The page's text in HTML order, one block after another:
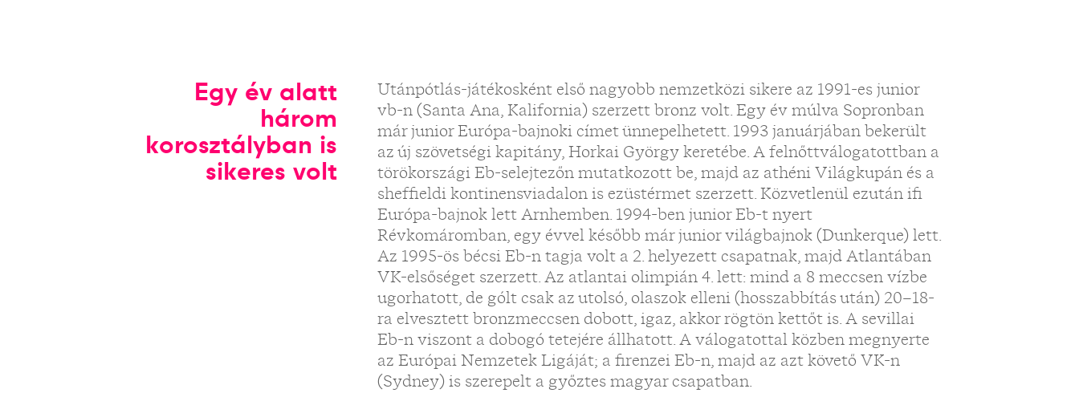
Egy év alatt
három
korosztályban is
sikeres volt
Utánpótlás-játékosként első nagyobb nemzetközi sikere az 1991-es junior
vb-n (Santa Ana, Kalifornia) szerzett bronz volt. Egy év múlva Sopronban
már junior Európa-bajnoki címet ünnepelhetett. 1993 januárjában bekerült
az új szövetségi kapitány, Horkai György keretébe. A felnőttválogatottban a
törökországi Eb-selejtezőn mutatkozott be, majd az athéni Világkupán és a
sheffieldi kontinensviadalon is ezüstérmet szerzett. Közvetlenül ezután ifi
Európa-bajnok lett Arnhemben. 1994-ben junior Eb-t nyert
Révkomáromban, egy évvel később már junior világbajnok (Dunkerque) lett.
Az 1995-ös bécsi Eb-n tagja volt a 2. helyezett csapatnak, majd Atlantában
VK-elsőséget szerzett. Az atlantai olimpián 4. lett: mind a 8 meccsen vízbe
ugorhatott, de gólt csak az utolsó, olaszok elleni (hosszabbítás után) 20–18-
ra elvesztett bronzmeccsen dobott, igaz, akkor rögtön kettőt is. A sevillai
Eb-n viszont a dobogó tetejére állhatott. A válogatottal közben megnyerte
az Európai Nemzetek Ligáját; a firenzei Eb-n, majd az azt követő VK-n
(Sydney) is szerepelt a győztes magyar csapatban.